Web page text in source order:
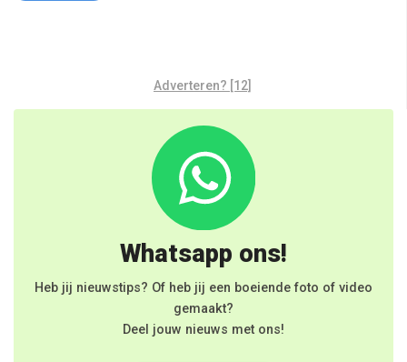
Adverteren? [12]
Whatsapp ons!
Heb jij nieuwstips? Of heb jij een boeiende foto of video
gemaakt?
Deel jouw nieuws met ons!